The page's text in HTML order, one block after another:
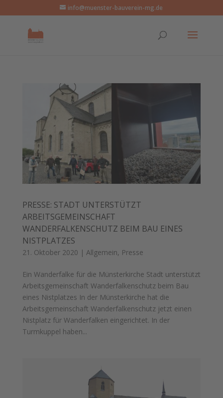
info@muenster-bauverein-mg.de
PRESSE: STADT UNTERSTÜTZT
ARBEITSGEMEINSCHAFT
WANDERFALKENSCHUTZ BEIM BAU EINES
NISTPLATZES
21. Oktober 2020 | Allgemein, Presse
Ein Wanderfalke für die Münsterkirche Stadt unterstützt
Arbeitsgemeinschaft Wanderfalkenschutz beim Bau
eines Nistplatzes In der Münsterkirche hat die
Arbeitsgemeinschaft Wanderfalkenschutz jetzt einen
Nistplatz für Wanderfalken eingerichtet. In der
Turmkuppel haben...